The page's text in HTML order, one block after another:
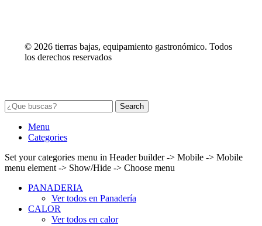
© 2026 tierras bajas, equipamiento gastronómico. Todos
los derechos reservados
Search
Menu
Categories
Set your categories menu in Header builder -> Mobile -> Mobile
menu element -> Show/Hide -> Choose menu
PANADERIA
Ver todos en Panadería
CALOR
Ver todos en calor